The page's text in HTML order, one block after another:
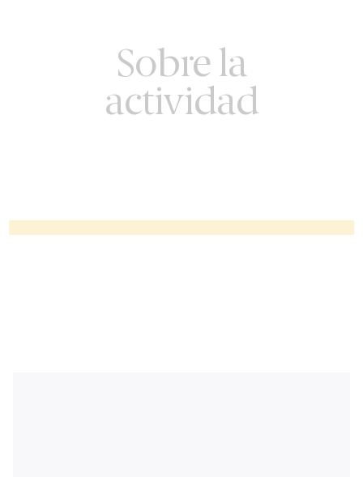
Sobre la
actividad